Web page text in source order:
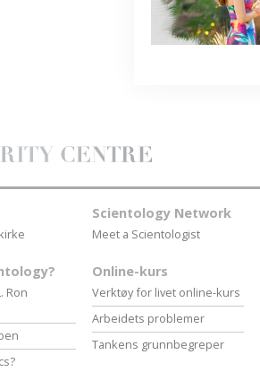
Ron
Scientology Network
Meet a Scientologist
Online-kurs
Verktøy for livet online-kurs
Arbeidets problemer
Tankens grunnbegreper